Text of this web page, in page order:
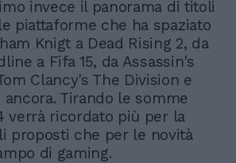
invece il panorama di titoli
piattaforme che ha spaziato
Knigt a Dead Rising 2, da
a Fifa 15, da Assassin's
Clancy's The Division e
Tirando le somme
verrà ricordato più per la
proposti che per le novità
di gaming.